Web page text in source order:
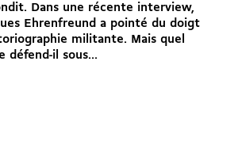
Dans une récente interview,
Ehrenfreund a pointé du doigt
militante. Mais quel
défend-il sous...